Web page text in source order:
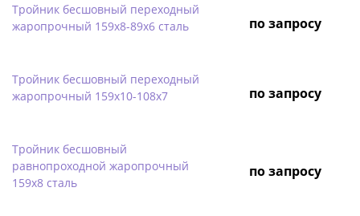
Тройник бесшовный переходный
жаропрочный 159х8-89х6 сталь
по запросу
Тройник бесшовный переходный
жаропрочный 159х10-108х7
по запросу
Тройник бесшовный
равнопроходной жаропрочный
159х8 сталь
по запросу